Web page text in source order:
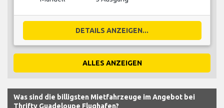
DETAILS ANZEIGEN...
ALLES ANZEIGEN
Was sind die billigsten Mietfahrzeuge im Angebot bei
Thrifty Guadeloupe Flughafen?